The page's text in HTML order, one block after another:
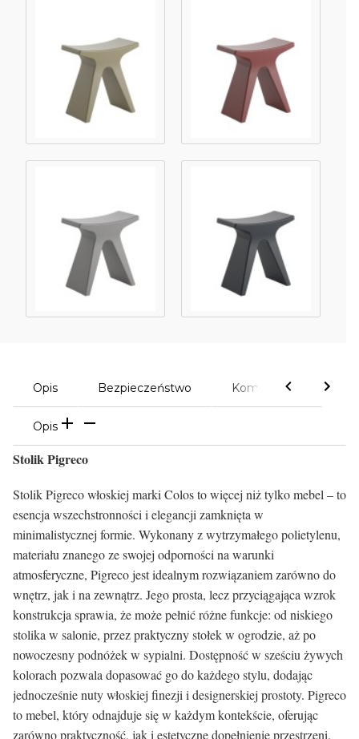
Opis Bezpieczeństwo Komentarze
Opis
Stolik Pigreco
Stolik Pigreco włoskiej marki Colos to więcej niż tylko mebel – to
esencja wszechstronności i elegancji zamknięta w
minimalistycznej formie. Wykonany z wytrzymałego polietylenu,
materiału znanego ze swojej odporności na warunki
atmosferyczne, Pigreco jest idealnym rozwiązaniem zarówno do
wnętrz, jak i na zewnątrz. Jego prosta, lecz przyciągająca wzrok
konstrukcja sprawia, że może pełnić różne funkcje: od niskiego
stolika w salonie, przez praktyczny stołek w ogrodzie, aż po
nowoczesny podnóżek w sypialni. Dostępność w sześciu żywych
kolorach pozwala dopasować go do każdego stylu, dodając
jednocześnie nuty włoskiej finezji i designerskiej prostoty. Pigreco
to mebel, który odnajduje się w każdym kontekście, oferując
zarówno praktyczność, jak i estetyczne dopełnienie przestrzeni.